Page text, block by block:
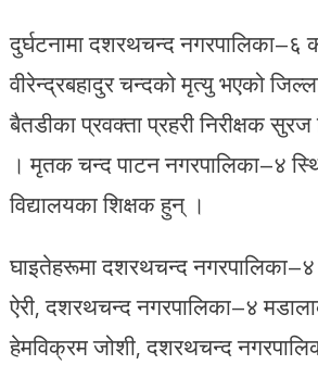
दुर्घटनामा दशरथचन्द नगरपालिका–६
वीरेन्द्रबहादुर चन्दको मृत्यु भएको
बैतडीका प्रवक्ता प्रहरी निरीक्षक
। मृतक चन्द पाटन नगरपालिका–४
विद्यालयका शिक्षक हुन् ।
घाइतेहरूमा दशरथचन्द नगरपालिका–४
ऐरी, दशरथचन्द नगरपालिका–४
हेमविक्रम जोशी, दशरथचन्द